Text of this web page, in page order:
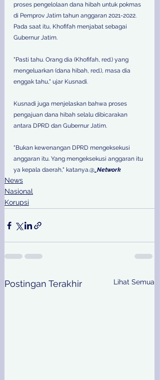
proses pengelolaan dana hibah untuk pokmas
di Pemprov Jatim tahun anggaran 2021-2022.
Pada saat itu, Khofifah menjabat sebagai
Gubernur Jatim.
"Pasti tahu. Orang dia (Khofifah, red.) yang
mengeluarkan (dana hibah, red.), masa dia
enggak tahu," ujar Kusnadi.
Kusnadi juga menjelaskan bahwa proses
pengajuan dana hibah selalu dibicarakan
antara DPRD dan Gubernur Jatim.
"Bukan kewenangan DPRD mengeksekusi
anggaran itu. Yang mengeksekusi anggaran itu
ya kepala daerah," katanya.@ _Network
News
Nasional
Korupsi
Postingan Terakhir Lihat Semua